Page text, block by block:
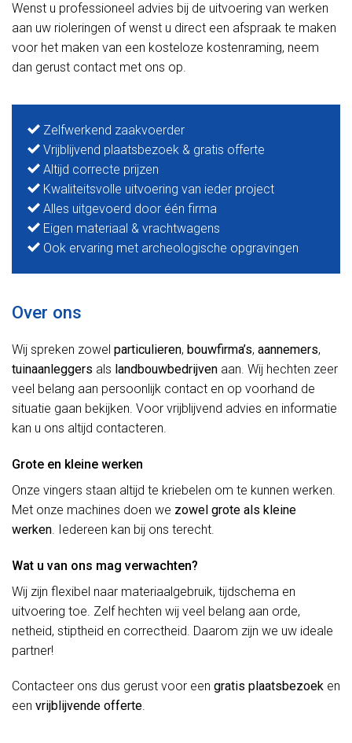
Wenst u professioneel advies bij de uitvoering van werken
aan uw rioleringen of wenst u direct een afspraak te maken
voor het maken van een kosteloze kostenraming, neem
dan gerust contact met ons op.
Zelfwerkend zaakvoerder
Vrijblijvend plaatsbezoek & gratis offerte
Altijd correcte prijzen
Kwaliteitsvolle uitvoering van ieder project
Alles uitgevoerd door één firma
Eigen materiaal & vrachtwagens
Ook ervaring met archeologische opgravingen
Over ons
Wij spreken zowel particulieren, bouwfirma’s, aannemers,
tuinaanleggers als landbouwbedrijven aan. Wij hechten zeer
veel belang aan persoonlijk contact en op voorhand de
situatie gaan bekijken. Voor vrijblijvend advies en informatie
kan u ons altijd contacteren.
Grote en kleine werken
Onze vingers staan altijd te kriebelen om te kunnen werken.
Met onze machines doen we zowel grote als kleine
werken. Iedereen kan bij ons terecht.
Wat u van ons mag verwachten?
Wij zijn flexibel naar materiaalgebruik, tijdschema en
uitvoering toe. Zelf hechten wij veel belang aan orde,
netheid, stiptheid en correctheid. Daarom zijn we uw ideale
partner!
Contacteer ons dus gerust voor een gratis plaatsbezoek en
een vrijblijvende offerte.